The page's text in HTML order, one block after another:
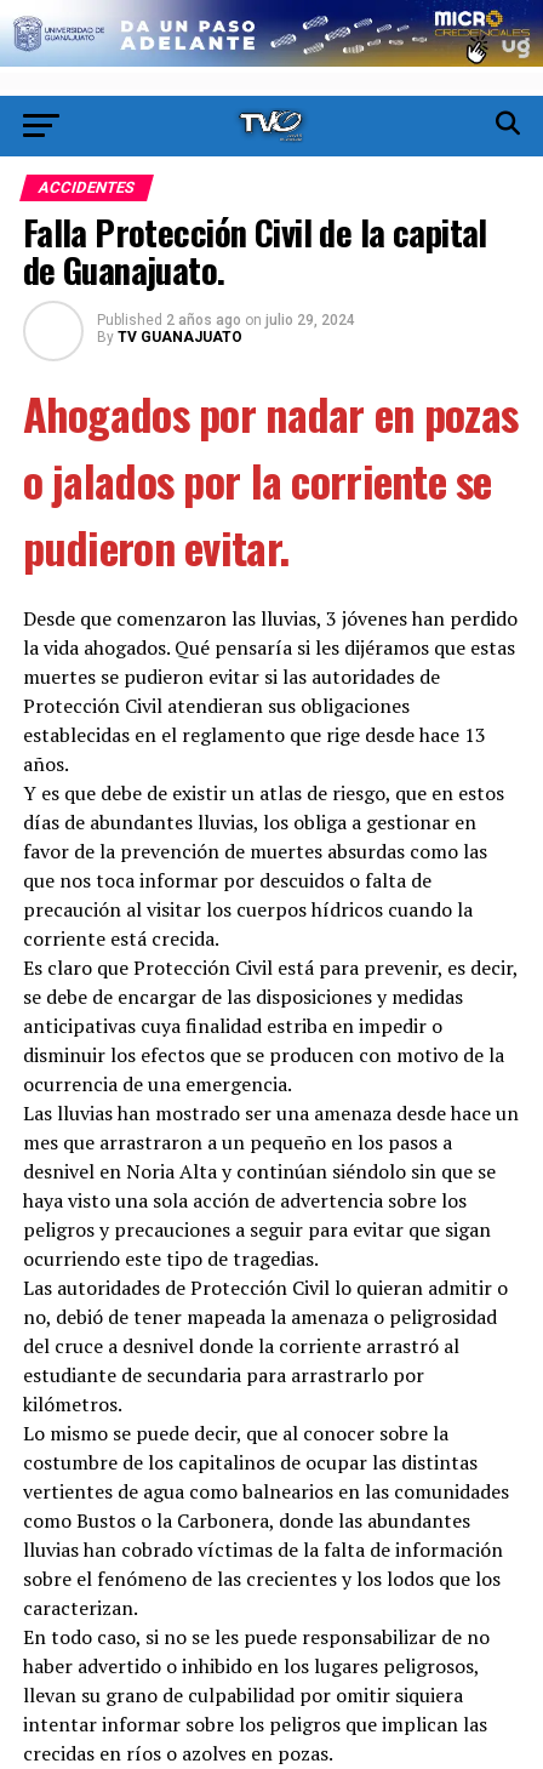
ACCIDENTES
Falla Protección Civil de la capital
de Guanajuato.
Published 2 años ago on julio 29, 2024
By TV GUANAJUATO
Ahogados por nadar en pozas
o jalados por la corriente se
pudieron evitar.
Desde que comenzaron las lluvias, 3 jóvenes han perdido
la vida ahogados. Qué pensaría si les dijéramos que estas
muertes se pudieron evitar si las autoridades de
Protección Civil atendieran sus obligaciones
establecidas en el reglamento que rige desde hace 13
años.
Y es que debe de existir un atlas de riesgo, que en estos
días de abundantes lluvias, los obliga a gestionar en
favor de la prevención de muertes absurdas como las
que nos toca informar por descuidos o falta de
precaución al visitar los cuerpos hídricos cuando la
corriente está crecida.
Es claro que Protección Civil está para prevenir, es decir,
se debe de encargar de las disposiciones y medidas
anticipativas cuya finalidad estriba en impedir o
disminuir los efectos que se producen con motivo de la
ocurrencia de una emergencia.
Las lluvias han mostrado ser una amenaza desde hace un
mes que arrastraron a un pequeño en los pasos a
desnivel en Noria Alta y continúan siéndolo sin que se
haya visto una sola acción de advertencia sobre los
peligros y precauciones a seguir para evitar que sigan
ocurriendo este tipo de tragedias.
Las autoridades de Protección Civil lo quieran admitir o
no, debió de tener mapeada la amenaza o peligrosidad
del cruce a desnivel donde la corriente arrastró al
estudiante de secundaria para arrastrarlo por
kilómetros.
Lo mismo se puede decir, que al conocer sobre la
costumbre de los capitalinos de ocupar las distintas
vertientes de agua como balnearios en las comunidades
como Bustos o la Carbonera, donde las abundantes
lluvias han cobrado víctimas de la falta de información
sobre el fenómeno de las crecientes y los lodos que los
caracterizan.
En todo caso, si no se les puede responsabilizar de no
haber advertido o inhibido en los lugares peligrosos,
llevan su grano de culpabilidad por omitir siquiera
intentar informar sobre los peligros que implican las
crecidas en ríos o azolves en pozas.